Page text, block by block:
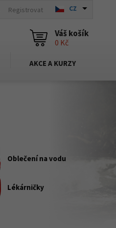
Registrovat CZ
Váš košík
0 Kč
AKCE A KURZY
Oblečení na vodu
Lékárničky